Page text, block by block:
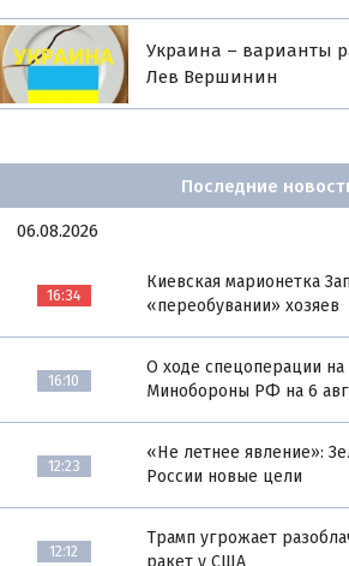
Украина – варианты
Лев Вершинин
Последние
06.08.2026
16:34
Киевская марионетка
«переобувании» хозяев
16:10
О ходе спецоперации на
Минобороны РФ на 6
12:23
«Не летнее явление»:
России новые цели
12:12
Трамп угрожает